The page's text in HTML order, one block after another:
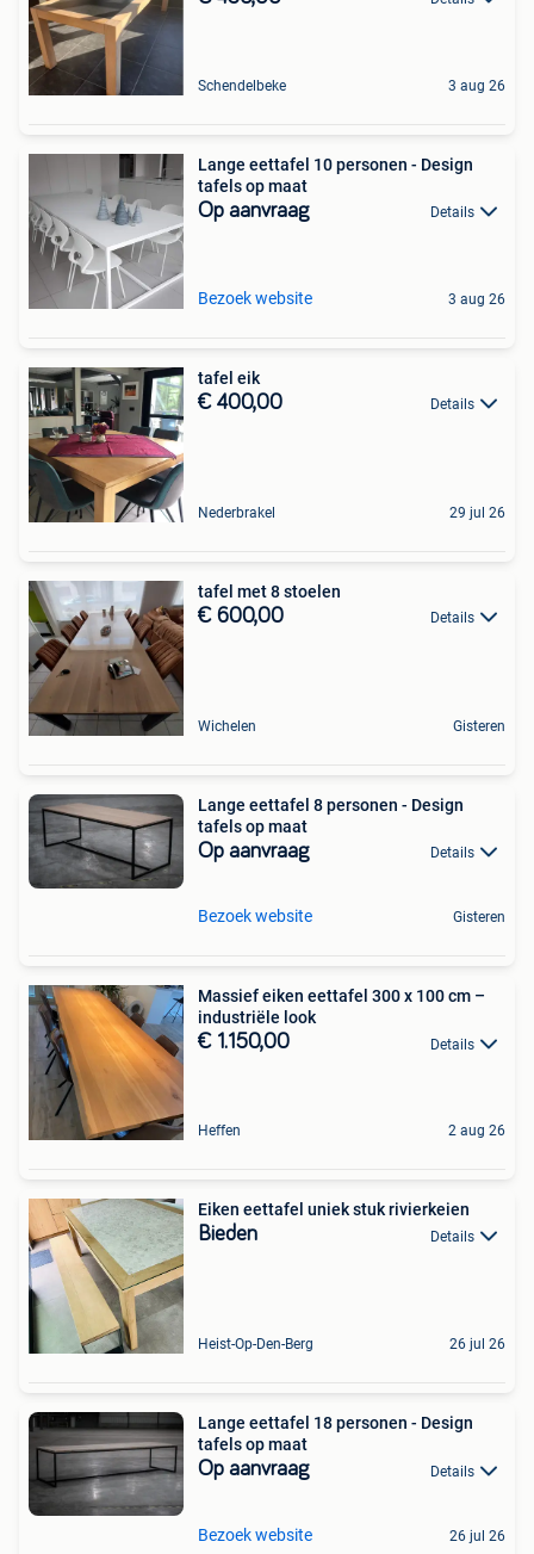
Schendelbeke 3 aug 26
Lange eettafel 10 personen - Design
tafels op maat
Op aanvraag Details
Bezoek website 3 aug 26
tafel eik
€ 400,00 Details
Nederbrakel 29 jul 26
tafel met 8 stoelen
€ 600,00 Details
Wichelen Gisteren
Lange eettafel 8 personen - Design
tafels op maat
Op aanvraag Details
Bezoek website Gisteren
Massief eiken eettafel 300 x 100 cm –
industriële look
€ 1.150,00 Details
Heffen 2 aug 26
Eiken eettafel uniek stuk rivierkeien
Bieden Details
Heist-Op-Den-Berg 26 jul 26
Lange eettafel 18 personen - Design
tafels op maat
Op aanvraag Details
Bezoek website 26 jul 26